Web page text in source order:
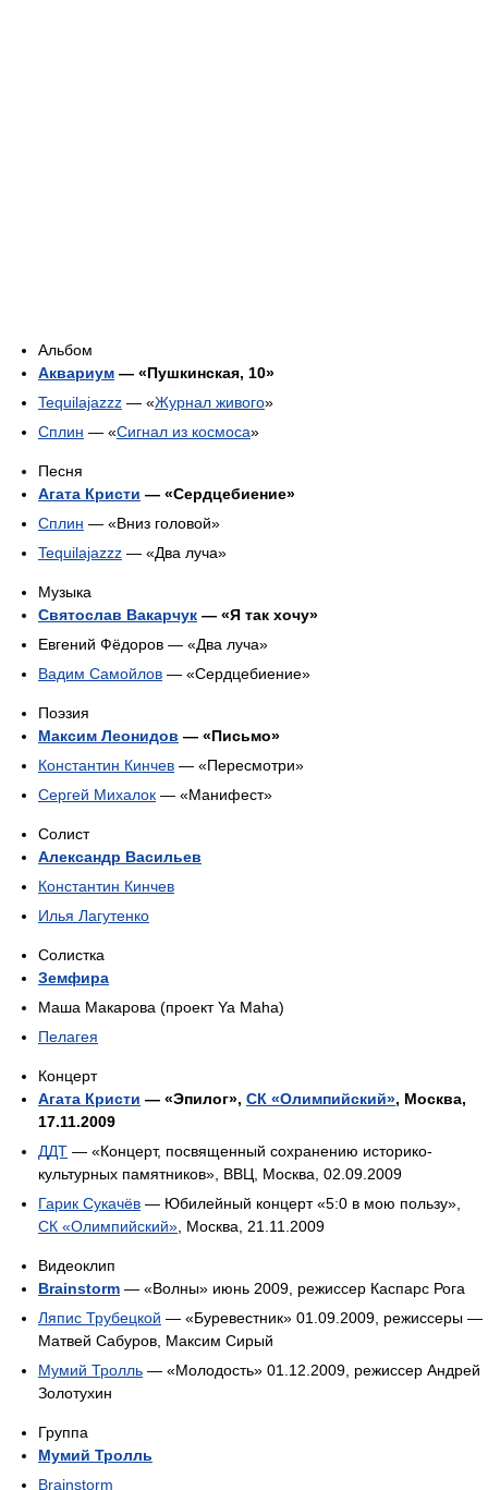
Альбом
Аквариум — «Пушкинская, 10»
Tequilajazzz — «Журнал живого»
Сплин — «Сигнал из космоса»
Песня
Агата Кристи — «Сердцебиение»
Сплин — «Вниз головой»
Tequilajazzz — «Два луча»
Музыка
Святослав Вакарчук — «Я так хочу»
Евгений Фёдоров — «Два луча»
Вадим Самойлов — «Сердцебиение»
Поэзия
Максим Леонидов — «Письмо»
Константин Кинчев — «Пересмотри»
Сергей Михалок — «Манифест»
Солист
Александр Васильев
Константин Кинчев
Илья Лагутенко
Солистка
Земфира
Маша Макарова (проект Ya Mahа)
Пелагея
Концерт
Агата Кристи — «Эпилог», СК «Олимпийский», Москва,
17.11.2009
ДДТ — «Концерт, посвященный сохранению историко-
культурных памятников», ВВЦ, Москва, 02.09.2009
Гарик Сукачёв — Юбилейный концерт «5:0 в мою пользу»,
СК «Олимпийский» , Москва, 21.11.2009
Видеоклип
Brainstorm — «Волны» июнь 2009, режиссер Каспарс Рога
Ляпис Трубецкой — «Буревестник» 01.09.2009, режиссеры —
Матвей Сабуров, Максим Сирый
Мумий Тролль — «Молодость» 01.12.2009, режиссер Андрей
Золотухин
Группа
Мумий Тролль
Brainstorm